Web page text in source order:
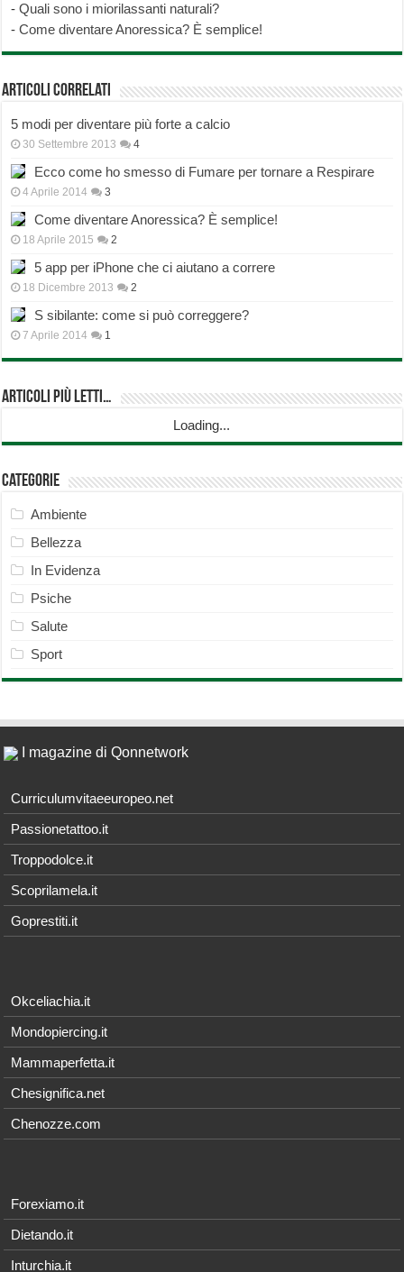
-Quali sono i miorilassanti naturali?
-Come diventare Anoressica? È semplice!
Articoli correlati
5 modi per diventare più forte a calcio
30 Settembre 2013 4
Ecco come ho smesso di Fumare per tornare a Respirare
4 Aprile 2014 3
Come diventare Anoressica? È semplice!
18 Aprile 2015 2
5 app per iPhone che ci aiutano a correre
18 Dicembre 2013 2
S sibilante: come si può correggere?
7 Aprile 2014 1
Articoli più Letti…
Loading...
Categorie
Ambiente
Bellezza
In Evidenza
Psiche
Salute
Sport
I magazine di Qonnetwork
Curriculumvitaeeuropeo.net
Passionetattoo.it
Troppodolce.it
Scoprilamela.it
Goprestiti.it
Okceliachia.it
Mondopiercing.it
Mammaperfetta.it
Chesignifica.net
Chenozze.com
Forexiamo.it
Dietando.it
Inturchia.it